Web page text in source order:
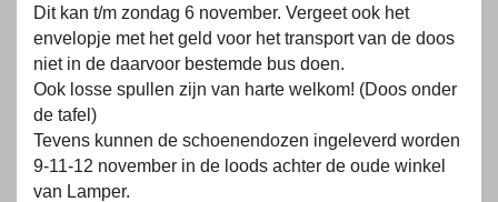
Dit kan t/m zondag 6 november. Vergeet ook het
envelopje met het geld voor het transport van de doos
niet in de daarvoor bestemde bus doen.
Ook losse spullen zijn van harte welkom! (Doos onder
de tafel)
Tevens kunnen de schoenendozen ingeleverd worden
9-11-12 november in de loods achter de oude winkel
van Lamper.